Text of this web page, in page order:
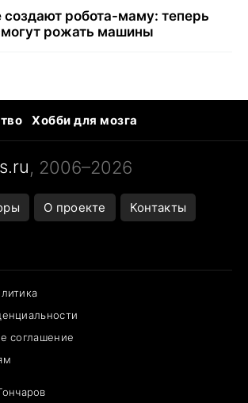
создают робота-маму: теперь
рожать машины
Хобби для мозга
Тунцы в океанариуме
, 2006–2026
О проекте Контакты
соглашение